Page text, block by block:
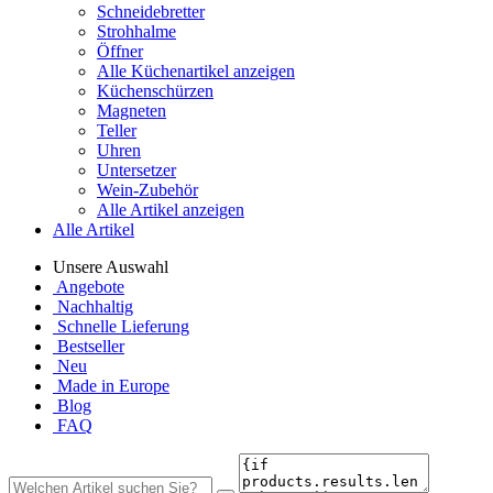
Schneidebretter
Strohhalme
Öffner
Alle Küchenartikel anzeigen
Küchenschürzen
Magneten
Teller
Uhren
Untersetzer
Wein-Zubehör
Alle Artikel anzeigen
Alle Artikel
Unsere Auswahl
Angebote
Nachhaltig
Schnelle Lieferung
Bestseller
Neu
Made in Europe
Blog
FAQ